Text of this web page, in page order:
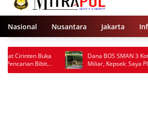
Nasional Nusantara Jakarta
Dana BOS SMAN 3 Kotabumi Capai Rp6,8
Miliar, Kepsek: Saya Plt per April 2026